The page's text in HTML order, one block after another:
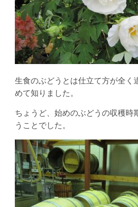
生食のぶどうとは仕立て方が全く
めて知りました。
ちょうど、始めのぶどうの収穫時
うことでした。